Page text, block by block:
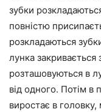
зубки
повністю
розкладаються
лунка закривається
розташовуються в
від одного. Потім в
виростає в